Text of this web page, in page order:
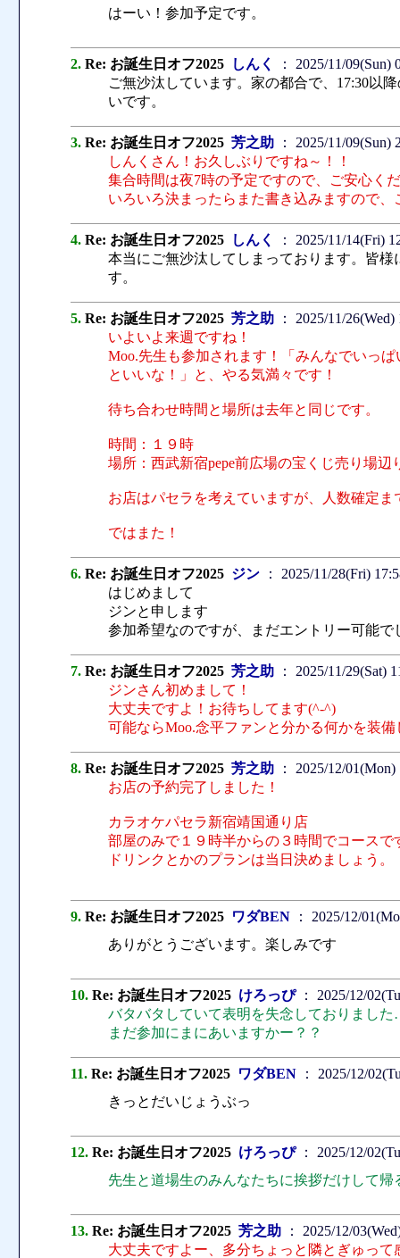
はーい！参加予定です。
2. Re: お誕生日オフ2025 しんく
： 2025/11/09(Sun)
ご無沙汰しています。家の都合で、17:30以
いです。
3. Re: お誕生日オフ2025 芳之助 ： 2025/11/09(Sun)
しんくさん！お久しぶりですね～！！
集合時間は夜7時の予定ですので、ご安心く
いろいろ決まったらまた書き込みますので
4. Re: お誕生日オフ2025 しんく
： 2025/11/14(Fri)
本当にご無沙汰してしまっております。皆
す。
5. Re: お誕生日オフ2025 芳之助 ： 2025/11/
いよいよ来週ですね！
Moo.先生も参加されます！「みんなでいっ
といいな！」と、やる気満々です！
待ち合わせ時間と場所は去年と同じです。
時間：１９時
場所：西武新宿pepe前広場の宝くじ売り場辺
お店はパセラを考えていますが、人数確定
ではまた！
6. Re: お誕生日オフ2025 ジン ： 2025/11/28(Fri)
はじめまして
ジンと申します
参加希望なのですが、まだエントリー可能で
7. Re: お誕生日オフ2025 芳之助 ： 2025/11/29(Sat)
ジンさん初めまして！
大丈夫ですよ！お待ちしてます(^-^)
可能ならMoo.念平ファンと分かる何かを装
8. Re: お誕生日オフ2025 芳之助 ： 2025/12/
お店の予約完了しました！
カラオケパセラ新宿靖国通り店
部屋のみで１９時半からの３時間でコースで
ドリンクとかのプランは当日決めましょう。
9. Re: お誕生日オフ2025 ワダBEN ： 2025/12/
ありがとうございます。楽しみです
10. Re: お誕生日オフ2025 けろっぴ： 2025/12/
バタバタしていて表明を失念しておりまし
まだ参加にまにあいますかー？？
11. Re: お誕生日オフ2025 ワダBEN ： 2025/12/
きっとだいじょうぶっ
12. Re: お誕生日オフ2025 けろっぴ： 2025/12/
先生と道場生のみんなたちに挨拶だけして帰
13. Re: お誕生日オフ2025 芳之助 ： 2025/12/
大丈夫ですよー、多分ちょっと隣とぎゅっ